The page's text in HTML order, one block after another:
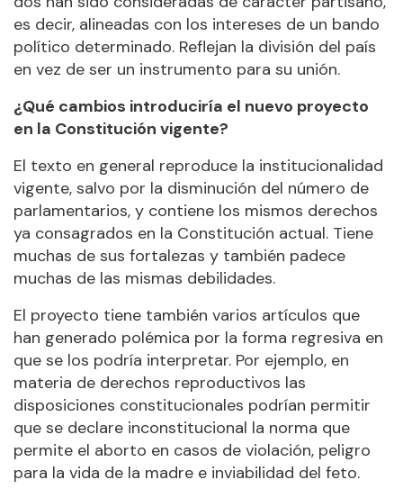
es decir, alineadas con los intereses de un bando
político determinado. Reflejan la división del país
en vez de ser un instrumento para su unión.
¿Qué cambios introduciría el nuevo proyecto
en la Constitución vigente?
El texto en general reproduce la institucionalidad
vigente, salvo por la disminución del número de
parlamentarios, y contiene los mismos derechos
ya consagrados en la Constitución actual. Tiene
muchas de sus fortalezas y también padece
muchas de las mismas debilidades.
El proyecto tiene también varios artículos que
han generado polémica por la forma regresiva en
que se los podría interpretar. Por ejemplo, en
materia de derechos reproductivos las
disposiciones constitucionales podrían permitir
que se declare inconstitucional la norma que
permite el aborto en casos de violación, peligro
para la vida de la madre e inviabilidad del feto.